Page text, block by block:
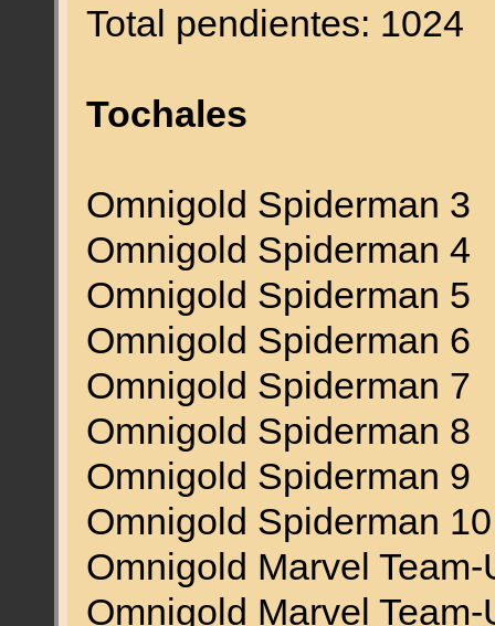
Total pendientes: 1024
Tochales
Omnigold Spiderman 3
Omnigold Spiderman 4
Omnigold Spiderman 5
Omnigold Spiderman 6
Omnigold Spiderman 7
Omnigold Spiderman 8
Omnigold Spiderman 9
Omnigold Spiderman 10
Omnigold Marvel Team-
Omnigold Marvel Team-